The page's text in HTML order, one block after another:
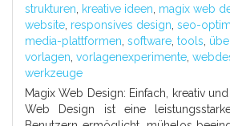
strukturen
kreative ideen magix web
website responsives design seo-
media-plattformen software tools
vorlagen vorlagenexperimente
werkzeuge
Magix Web Design: Einfach, kreativ
Web Design ist eine